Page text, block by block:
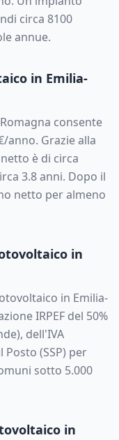
circa 8100
annue.
in Emilia-
consente
anno. Grazie alla
è di circa
3.8anni. Dopo il
netto per almeno
in
in Emilia-
IRPEF del 50%
dell'IVA
Posto (SSP) per
sotto 5.000
in